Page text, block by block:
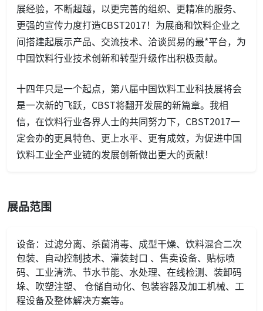
展经验，不断超越，以更完善的组织、更精准的服务、
更强的宣传力度打造CBST2017！为展商和饮料企业之
间搭建起展示产品、交流技术、洽谈贸易的最*平台，为
中国饮料行业技术创新和转型升级作出积极贡献。
十四年只是一个起点，第八届中国饮料工业科技展将会
是一次新的飞跃，CBST将翻开发展的新篇章。我相
信，在饮料行业各界人士的共同努力下，CBST2017一
定会办的更具特色、更上水平、更有成效，为促进中国
饮料工业全产业链的发展创新做出更大的贡献！
展品范围
设备：过滤分离、杀菌消毒、成型干燥、饮料混合二次
包装、自动控制技术、灌装封口 、售卖设备、贴标喷
码、工业清洗、节水节能、水处理、在线检测、装卸码
垛、吹塑注塑、 仓储自动化、包装容器及加工机械、工
程设备及整体解决方案等。